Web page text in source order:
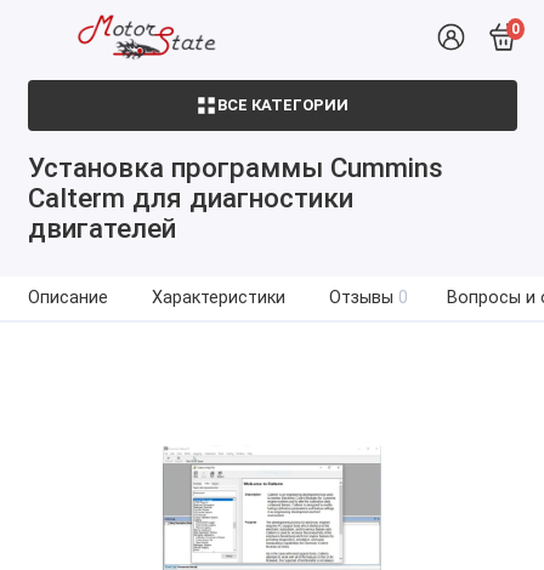
0
ВСЕ КАТЕГОРИИ
Установка программы Cummins
Calterm для диагностики
двигателей
Описание Характеристики Отзывы 0 Вопросы и